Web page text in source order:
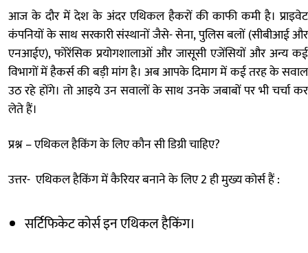
आज के दौर में देश के अंदर एथिकल हैकरों की काफी कमी है। प्राइवेट
कंपनियों के साथ सरकारी संस्थानों जैसे- सेना, पुलिस बलों (सीबीआई और
एनआईए), फोरेंसिक प्रयोगशालाओं और जासूसी एजेंसियों और अन्य कई
विभागों में हैकर्स की बड़ी मांग है। अब आपके दिमाग में कई तरह के सवाल
उठ रहे होंगे। तो आइये उन सवालों के साथ उनके जबाबों पर भी चर्चा कर
लेते हैं।
प्रश्न – एथिकल हैकिंग के लिए कौन सी डिग्री चाहिए?
उत्तर- एथिकल हैकिंग में कैरियर बनाने के लिए 2 ही मुख्य कोर्स हैं :
सर्टिफिकेट कोर्स इन एथिकल हैकिंग।